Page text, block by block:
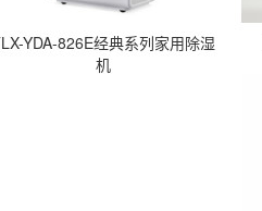
YDA-826E经典系列家用除湿
机